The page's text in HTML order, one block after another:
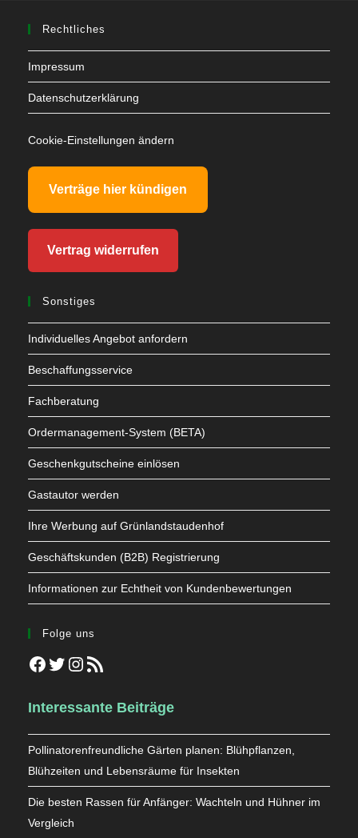
Rechtliches
Impressum
Datenschutzerklärung
Cookie-Einstellungen ändern
Verträge hier kündigen
Vertrag widerrufen
Sonstiges
Individuelles Angebot anfordern
Beschaffungsservice
Fachberatung
Ordermanagement-System (BETA)
Geschenkgutscheine einlösen
Gastautor werden
Ihre Werbung auf Grünlandstaudenhof
Geschäftskunden (B2B) Registrierung
Informationen zur Echtheit von Kundenbewertungen
Folge uns
Facebook
TwitterInstagram
RSS-Feed
Interessante Beiträge
Pollinatorenfreundliche Gärten planen: Blühpflanzen,
Blühzeiten und Lebensräume für Insekten
Die besten Rassen für Anfänger: Wachteln und Hühner im
Vergleich